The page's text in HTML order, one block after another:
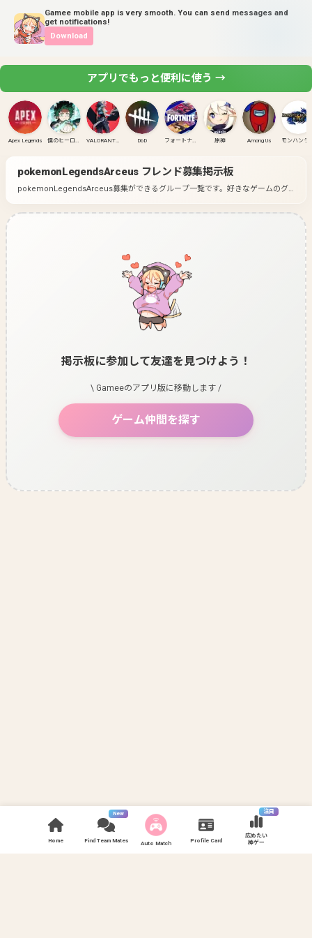
Gamee mobile app is very smooth. You can send messages and
get notifications!
Download
Home
New
Find Team Mates Auto Match Profile Card
注目
広めたい
神ゲー
アプリでもっと便利に使う →
Apex Legends 僕のヒーローアカデミア ULTRA RUMBLE VALORANT(PC) DbD フォートナイト 原神 Among Us
pokemonLegendsArceus フレンド募集掲示板
pokemonLegendsArceus募集ができるグループ一覧です。 好きなゲームのグ
掲示板に参加して友達を見つけよう！
\ Gameeのアプリ版に移動します /
ゲーム仲間を探す